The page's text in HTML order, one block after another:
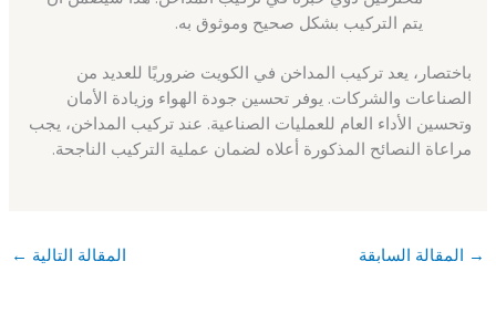
يتم التركيب بشكل صحيح وموثوق به.
باختصار، يعد تركيب المداخن في الكويت ضروريًا للعديد من
الصناعات والشركات. يوفر تحسين جودة الهواء وزيادة الأمان
وتحسين الأداء العام للعمليات الصناعية. عند تركيب المداخن، يجب
مراعاة النصائح المذكورة أعلاه لضمان عملية التركيب الناجحة.
→ المقالة السابقة المقالة التالية ←